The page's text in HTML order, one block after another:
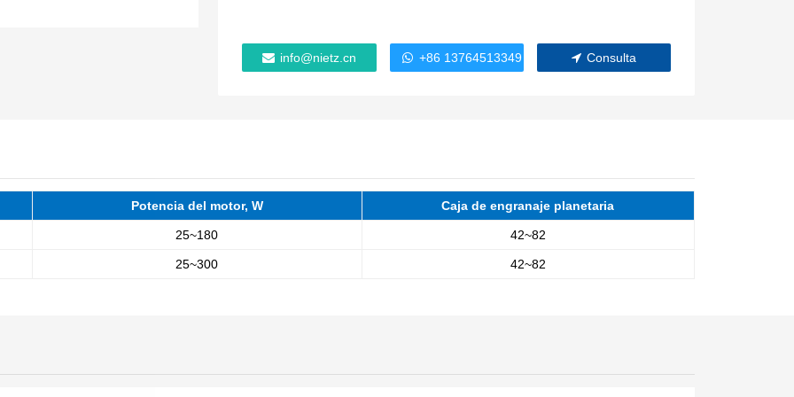
info@nietz.cn
+86 13764513349 Consulta
Potencia del motor, W Caja de engranaje planetaria
25~180 42~82
25~300 42~82